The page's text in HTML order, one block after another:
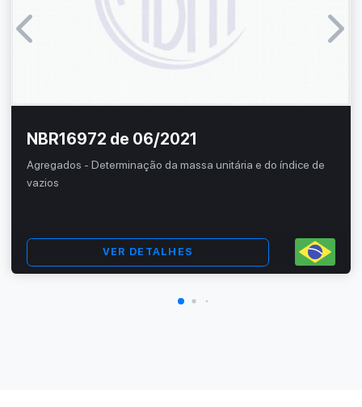
NBR16972 de 06/2021
Agregados - Determinação da massa unitária e do índice de
vazios
VER DETALHES